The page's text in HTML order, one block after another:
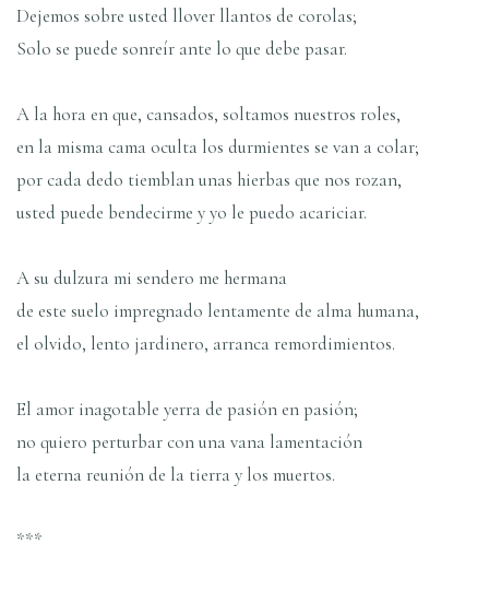
Dejemos sobre usted llover llantos de corolas;
Solo se puede sonreír ante lo que debe pasar.
A la hora en que, cansados, soltamos nuestros roles,
en la misma cama oculta los durmientes se van a colar;
por cada dedo tiemblan unas hierbas que nos rozan,
usted puede bendecirme y yo le puedo acariciar.
A su dulzura mi sendero me hermana
de este suelo impregnado lentamente de alma humana,
el olvido, lento jardinero, arranca remordimientos.
El amor inagotable yerra de pasión en pasión;
no quiero perturbar con una vana lamentación
la eterna reunión de la tierra y los muertos.
***